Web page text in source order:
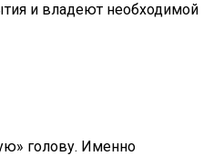
и владеют необходимой
голову. Именно